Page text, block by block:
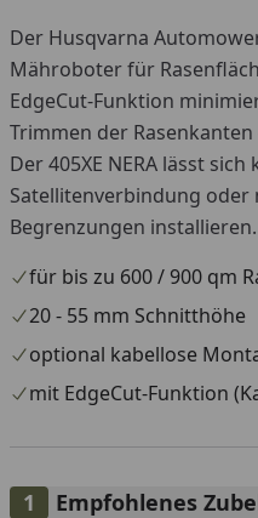
Der Husqvarna
Mähroboter für
EdgeCut-Funktion
Trimmen der
Der 405XE NERA lässt
Satellitenverbindung oder
Begrenzungen installieren.
für bis zu 600 / 900 qm
20 - 55 mm Schnitthöhe
optional kabellose
mit EdgeCut-Funktion
Empfohlenes